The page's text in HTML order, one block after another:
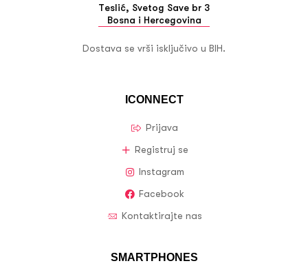
ICONNECT
Prijava
Registruj se
Instagram
Facebook
Kontaktirajte nas
SMARTPHONES
Teslić, Svetog Save br 3
Bosna i Hercegovina
Dostava se vrši isključivo u BIH.